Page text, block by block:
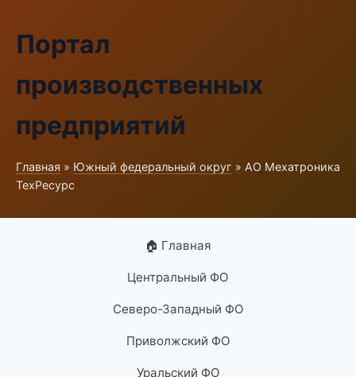
Портал
производственных
предприятий
Главная » Южный федеральный округ » АО Мехатроника
ТехРесурс
🏠 Главная
Центральный ФО
Северо-Западный ФО
Приволжский ФО
Уральский ФО